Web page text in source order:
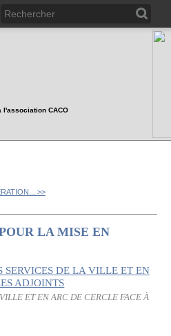
l'association CACO
>>
LA MISE EN
ET EN ARC DE CERCLE FACE À